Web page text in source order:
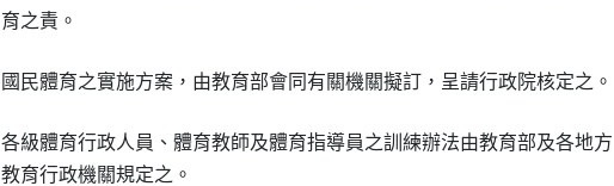
育之責。
國民體育之實施方案，由教育部會同有關機關擬訂，呈請行政院核定之。
各級體育行政人員、體育教師及體育指導員之訓練辦法由教育部及各地方
教育行政機關規定之。